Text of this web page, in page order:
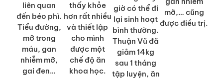
liên quan
đến béo phì.
Tiểu đường,
mỡ trong
máu, gan
nhiễm mỡ,
gai đen…
thấy khỏe
hơn rất nhiều
và thiết lập
cho mình
được một
chế độ ăn
khoa học.
giờ có thể đi
lại sinh hoạt
bình thường.
Thuận Vũ đã
giảm 14kg
sau 1 tháng
tập luyện, ăn
mỡ,… cũng
được điều trị.